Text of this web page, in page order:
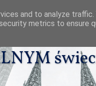
and to analyze traffic.
metrics to ensure